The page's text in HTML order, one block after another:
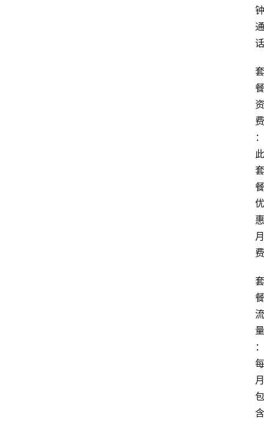
钟
通
话
套
餐
资
费
：
此
套
餐
优
惠
月
费
套
餐
流
量
：
每
月
包
含